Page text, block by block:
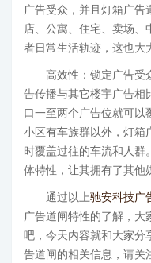
广告受众，并且灯箱广
店、公寓、住宅、卖场
者日常生活轨迹，这也大
高效性：锁定广告受
告传播与其它楼宇广告相
口一至两个广告位就可
小区有车族群以外，灯箱
时覆盖过往的车流和人群
体特性，让其拥有了其他
通过以上驰安科技广
广告道闸特性的了解，大
吧，今天内容就和大家分
告道闸的相关信息，请关